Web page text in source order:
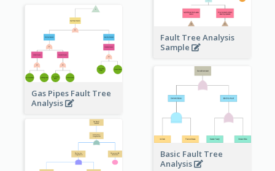
Fault Tree Analysis
Sample
Gas Pipes Fault Tree
Analysis
Basic Fault Tree
Analysis